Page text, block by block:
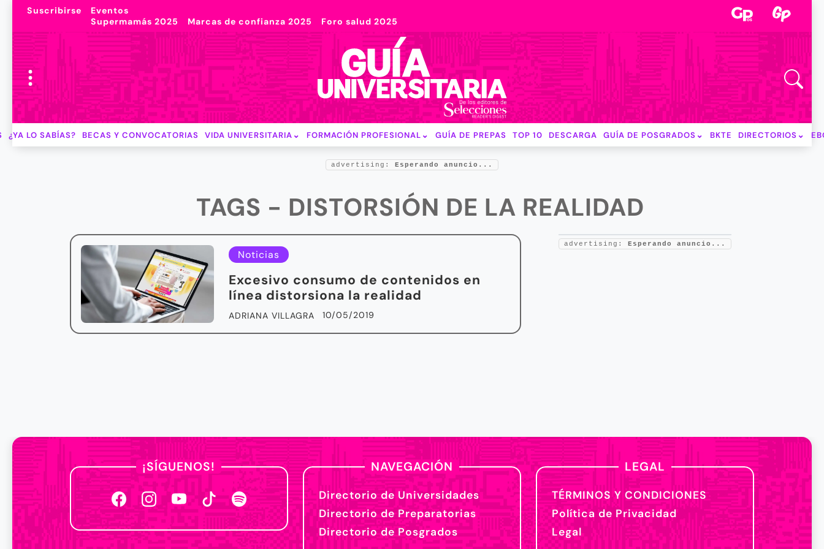
Suscribirse
Eventos
Supermamás 2025
Marcas de confianza 2025 Foro salud 2025
¿YA LO SABÍAS? BECAS Y CONVOCATORIAS VIDA UNIVERSITARIA FORMACIÓN PROFESIONAL GUÍA DE PREPAS TOP 10 DESCARGA GUÍA DE POSGRADOS BKTE DIRECTORIOS
advertising: Esperando anuncio...
TAGS - DISTORSIÓN DE LA REALIDAD
Noticias
Excesivo consumo de contenidos en
línea distorsiona la realidad
ADRIANA VILLAGRA 10/05/2019
advertising: Esperando anuncio...
¡SÍGUENOS! NAVEGACIÓN
Directorio de Universidades
Directorio de Preparatorias
Directorio de Posgrados
LEGAL
TÉRMINOS Y CONDICIONES
Política de Privacidad
Legal